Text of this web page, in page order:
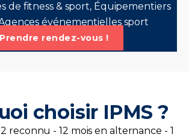
de fitness & sport, Équipementiers
événementielles sport
Prendre rendez-vous !
choisir IPMS ?
reconnu - 12 mois en alternance - 1